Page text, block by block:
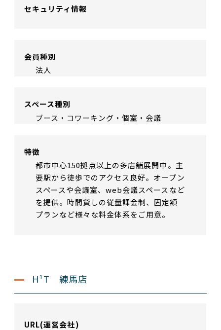
セキュリティ情報
会員種別
法人
スペース種別
ブース・コワーキング・個室・会議
特徴
都市中心150拠点以上の多店舗展開中。主
要駅から徒歩でのアクセス良好。オープン
スペースや会議室、web会議スペースなど
を提供。時間貸しの従量課金制、固定額
プランなど様々な料金体系をご用意。
H¹T 練馬店
URL(運営会社)